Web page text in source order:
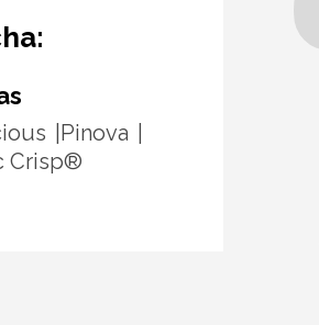
Pinova
Crisp®